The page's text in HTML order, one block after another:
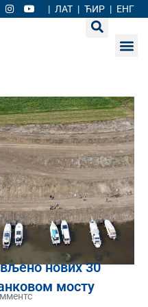
| ЛАТ | ЋИР | ЕНГ
нових 30
мосту